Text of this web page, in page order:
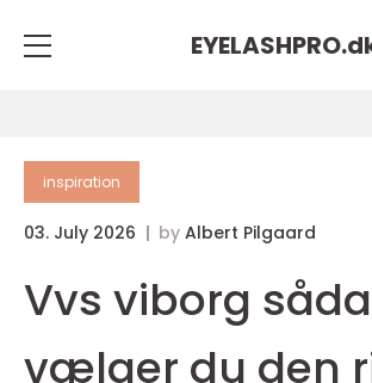
EYELASHPRO.
inspiration
03. July 2026 by Albert Pilgaard
Vvs viborg
vælger du den